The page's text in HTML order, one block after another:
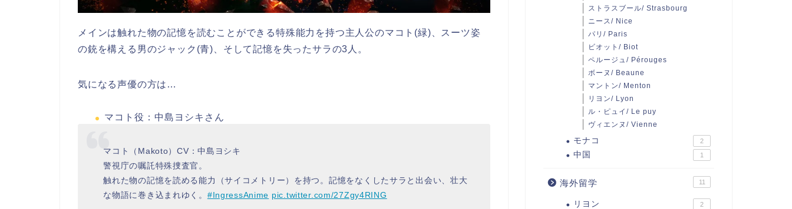
メインは触れた物の記憶を読むことができる特殊能力を持つ主人公のマコト(緑)、スーツ姿
の銃を構える男のジャック(青)、そして記憶を失ったサラの3人。
気になる声優の方は…
マコト役：中島ヨシキさん
マコト（Makoto）CV：中島ヨシキ
警視庁の嘱託特殊捜査官。
触れた物の記憶を読める能力（サイコメトリー）を持つ。記憶をなくしたサラと出会い、壮大
な物語に巻き込まれゆく。 #IngressAnime pic.twitter.com/27Zgy4RING
ストラスブール/ Strasbourg
ニース/ Nice
パリ/ Paris
ビオット/ Biot
ペルージュ/ Pérouges
ボーヌ/ Beaune
マントン/ Menton
リヨン/ Lyon
ル・ピュイ/ Le puy
ヴィエンヌ/ Vienne
モナコ 2
中国 1
海外留学 11
リヨン 2